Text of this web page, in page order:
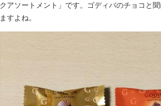
クアソートメント」です。ゴディバのチョコと
ますよね。